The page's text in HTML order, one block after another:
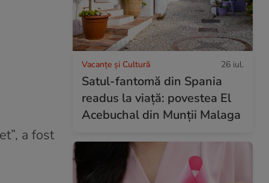
a fost
Vacanțe și Cultură 26 iul.
Satul-fantomă din Spania
readus la viață: povestea El
Acebuchal din Munții Malaga